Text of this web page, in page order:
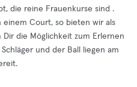
die reine Frauenkurse sind .
einem Court, so bieten wir als
die Möglichkeit zum Erlernen
und der Ball liegen am